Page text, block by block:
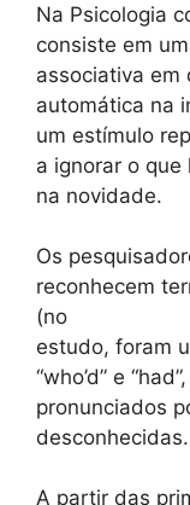
Na Psicologia
consiste em
associativa em
automática na
um estímulo
a ignorar o
na novidade.
Os
reconhecem
(no
estudo, foram
“who’d” e
pronunciados
desconhecidas.
A partir das